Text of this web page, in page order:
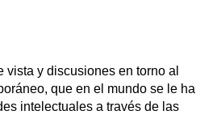
y discusiones en torno al
que en el mundo se le ha
intelectuales a través de las